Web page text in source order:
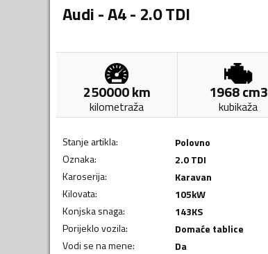
Audi - A4 - 2.0 TDI
250000km
kilometraža
1968cm3
kubikaža
Stanje artikla:
Polovno
Oznaka:
2.0 TDI
Karoserija:
Karavan
Kilovata: 105kW
Konjska snaga: 143KS
Porijeklo vozila:
Domaće tablice
Vodi se na mene:
Da